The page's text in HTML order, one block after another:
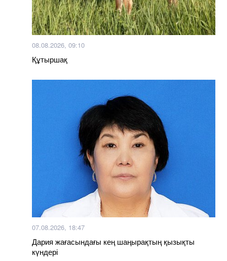
08.08.2026, 09:10
Құтыршақ
07.08.2026, 18:47
Дария жағасындағы кең шаңырақтың қызықты
күндері